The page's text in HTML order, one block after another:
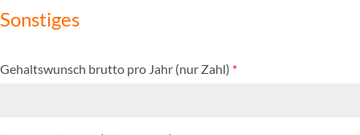
Sonstiges
Gehaltswunsch brutto pro Jahr (nur Zahl) *